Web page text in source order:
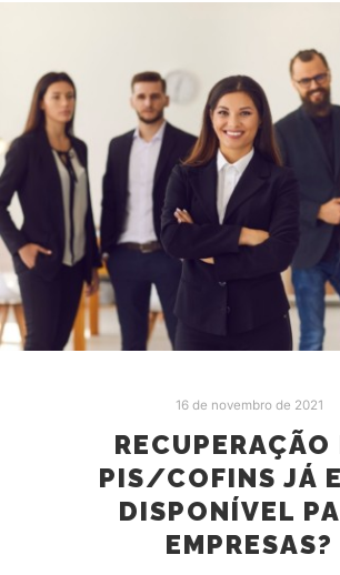
16 de novembro de 2021
RECUPERAÇÃO
PIS/COFINS JÁ
DISPONÍVEL
EMPRESAS?